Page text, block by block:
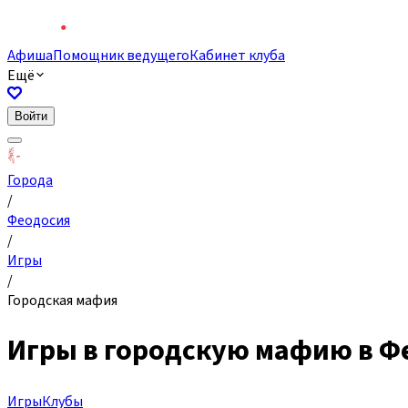
АфишаПомощник ведущегоКабинет клуба
Ещё
Войти
Города
/
Феодосия
/
Игры
/
Городская мафия
Игры в городскую мафию в
ИгрыКлубы